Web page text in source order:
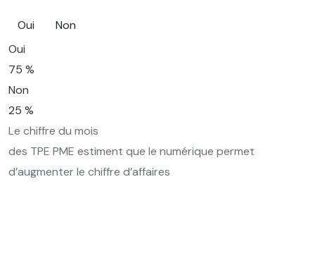
Oui
Non
Oui
75 %
Non
25 %
Le chiffre du mois
des TPE PME estiment que le numérique permet
d’augmenter le chiffre d’affaires